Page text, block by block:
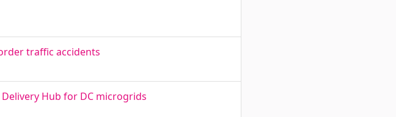
traffic accidents
Hub for DC microgrids